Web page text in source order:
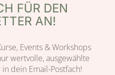
FÜR DEN
AN!
Events & Workshops
wertvolle, ausgewählte
dein Email-Postfach!